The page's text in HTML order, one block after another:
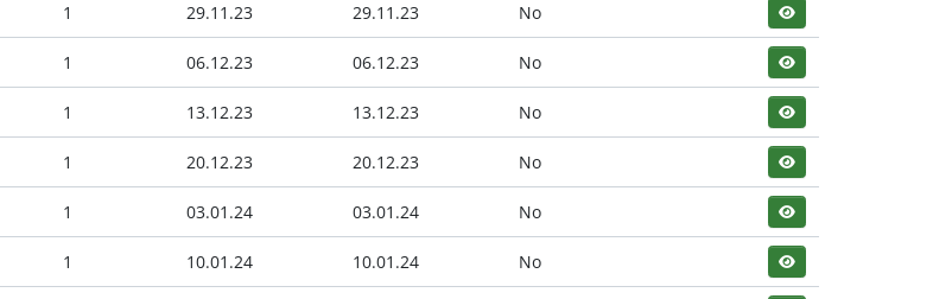
1 29.11.23 29.11.23 No
1 06.12.23 06.12.23 No
1 13.12.23 13.12.23 No
1 20.12.23 20.12.23 No
1 03.01.24 03.01.24 No
1 10.01.24 10.01.24 No